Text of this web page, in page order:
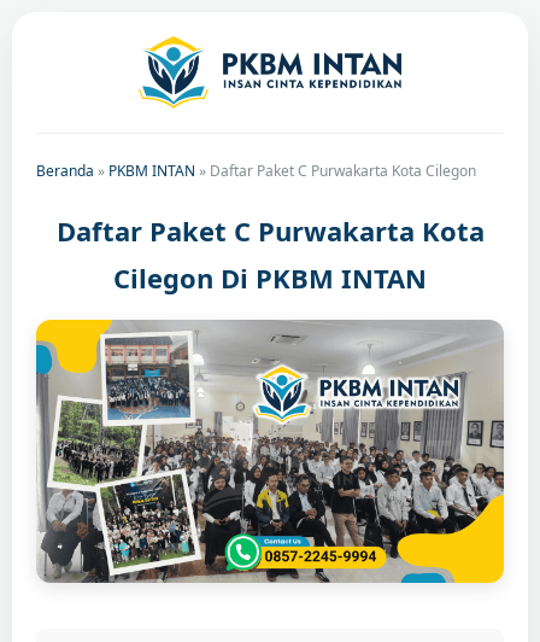
Beranda » PKBM INTAN » Daftar Paket C Purwakarta Kota Cilegon
Daftar Paket C Purwakarta Kota
Cilegon Di PKBM INTAN